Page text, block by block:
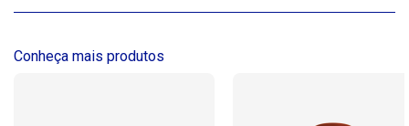
Conheça mais produtos